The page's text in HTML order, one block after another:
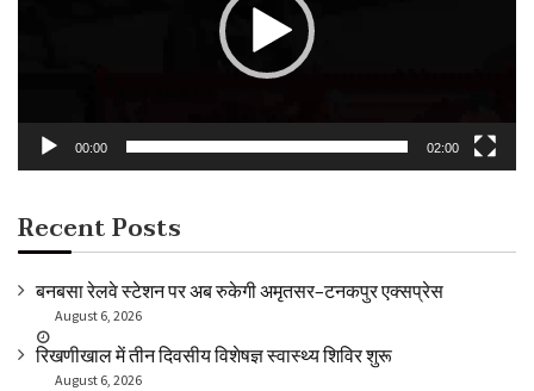
00:00 02:00
Recent Posts
बनबसा रेलवे स्टेशन पर अब रुकेगी अमृतसर–टनकपुर एक्सप्रेस
August 6, 2026
रिखणीखाल में तीन दिवसीय विशेषज्ञ स्वास्थ्य शिविर शुरू
August 6, 2026